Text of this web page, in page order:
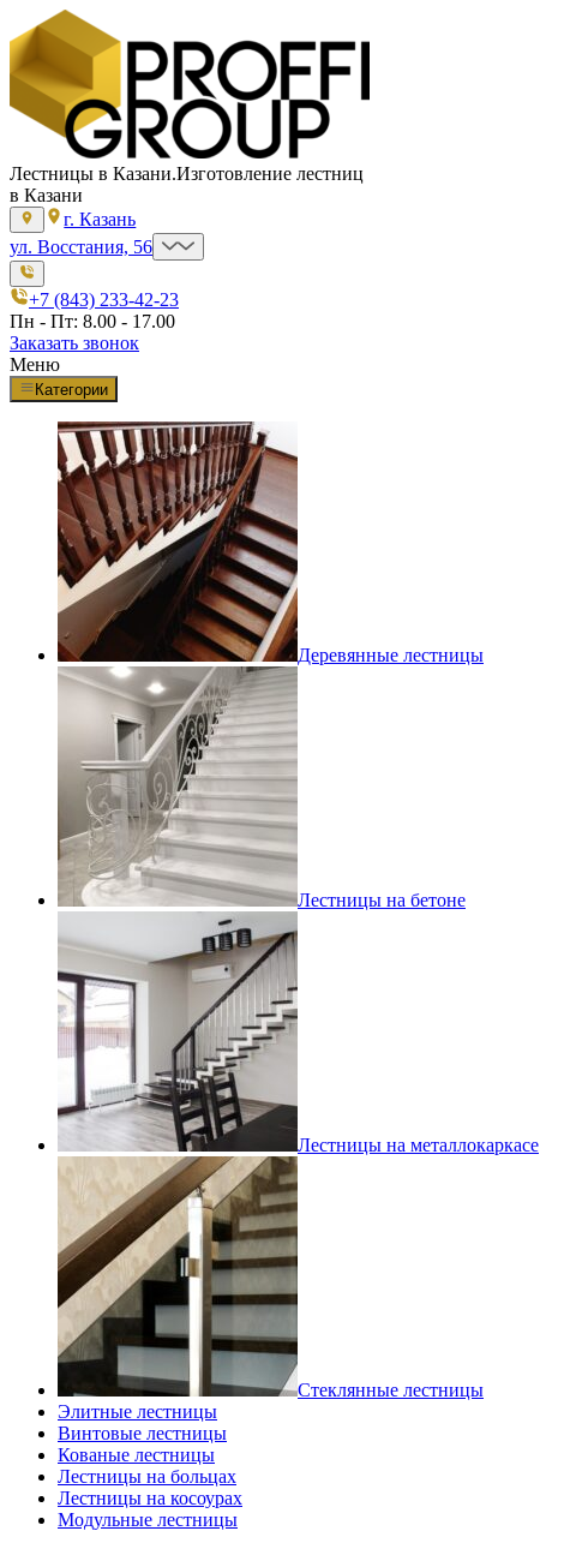
Лестницы в Казани.Изготовление лестниц
в Казани
г. Казань
ул. Восстания, 56
+7 (843) 233-42-23
Пн - Пт: 8.00 - 17.00
Заказать звонок
Меню
Категории
Деревянные лестницы
Лестницы на бетоне
Лестницы на металлокаркасе
Стеклянные лестницы
Элитные лестницы
Винтовые лестницы
Кованые лестницы
Лестницы на больцах
Лестницы на косоурах
Модульные лестницы